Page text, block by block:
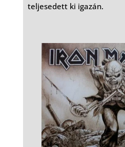
teljesedett ki igazán.